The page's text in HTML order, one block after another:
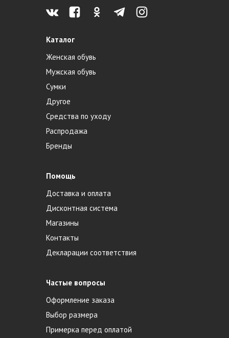
Каталог
Женская обувь
Мужская обувь
Сумки
Другое
Средства по уходу
Распродажа
Бренды
Помощь
Доставка и оплата
Дисконтная система
Магазины
Контакты
Декларации соответствия
Частые вопросы
Оформление заказа
Выбор размера
Примерка перед оплатой